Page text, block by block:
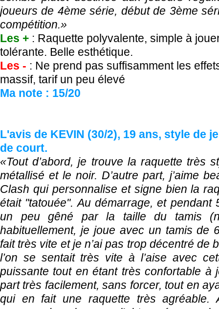
joueurs de 4ème série, début de 3ème
compétition.»
Les + : Raquette polyvalente, simple à
tolérante. Belle esthétique.
Les - : Ne prend pas suffisamment les
massif, tarif un peu élevé
Ma note : 15/20
L'avis de KEVIN (30/2), 19 ans, style de
de court.
«Tout d’abord, je trouve la raquette très
métallisé et le noir. D’autre part, j’aime
Clash qui personnalise et signe bien la
était "tatouée". Au démarrage, et pendant
un peu gêné par la taille du tamis
habituellement, je joue avec un tamis de
fait très vite et je n’ai pas trop décentré de
l’on se sentait très vite à l’aise avec
puissante tout en étant très confortable à
part très facilement, sans forcer, tout en
qui en fait une raquette très agréable.